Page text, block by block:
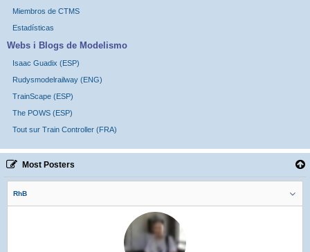
Miembros de CTMS
Estadísticas
Webs i Blogs de Modelismo
Isaac Guadix (ESP)
Rudysmodelrailway (ENG)
TrainScape (ESP)
The POWS (ESP)
Tout sur Train Controller (FRA)
Most Posters
RhB